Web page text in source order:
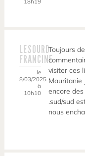
LESOURD
FRANCINE
le
8/03/2025
à
10h10
Toujours
visiter ces
Mauritanie
encore
.sud/sud
nous